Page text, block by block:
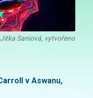
Saniová, vytvořeno
v Aswanu,